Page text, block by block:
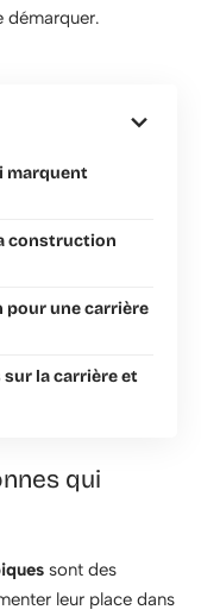
démarquer.
marquent
construction
pour une carrière
sur la carrière et
qui
sont des
leur place dans